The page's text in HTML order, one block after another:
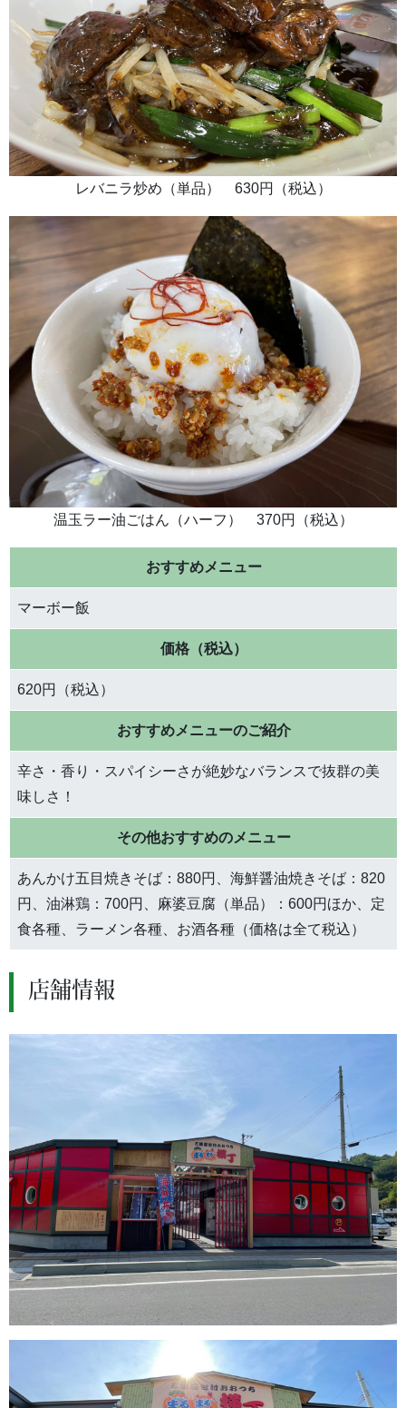
レバニラ炒め（単品） 630円（税込）
温玉ラー油ごはん（ハーフ） 370円（税込）
おすすめメニュー
マーボー飯
価格（税込）
620円（税込）
おすすめメニューのご紹介
辛さ・香り・スパイシーさが絶妙なバランスで抜群の美
味しさ！
その他おすすめのメニュー
あんかけ五目焼きそば：880円、海鮮醤油焼きそば：820
円、油淋鶏：700円、麻婆豆腐（単品）：600円ほか、定
食各種、ラーメン各種、お酒各種（価格は全て税込）
店舗情報